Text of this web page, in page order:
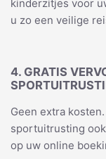
kinderzitjes voor
u zo een veilige
4. GRATIS
Geen extra
sportuitrusting
op uw online